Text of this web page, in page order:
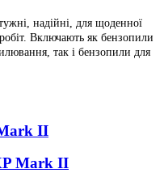
надійні, для щоденної
Включають як бензопили
так і бензопили для
II
Mark II